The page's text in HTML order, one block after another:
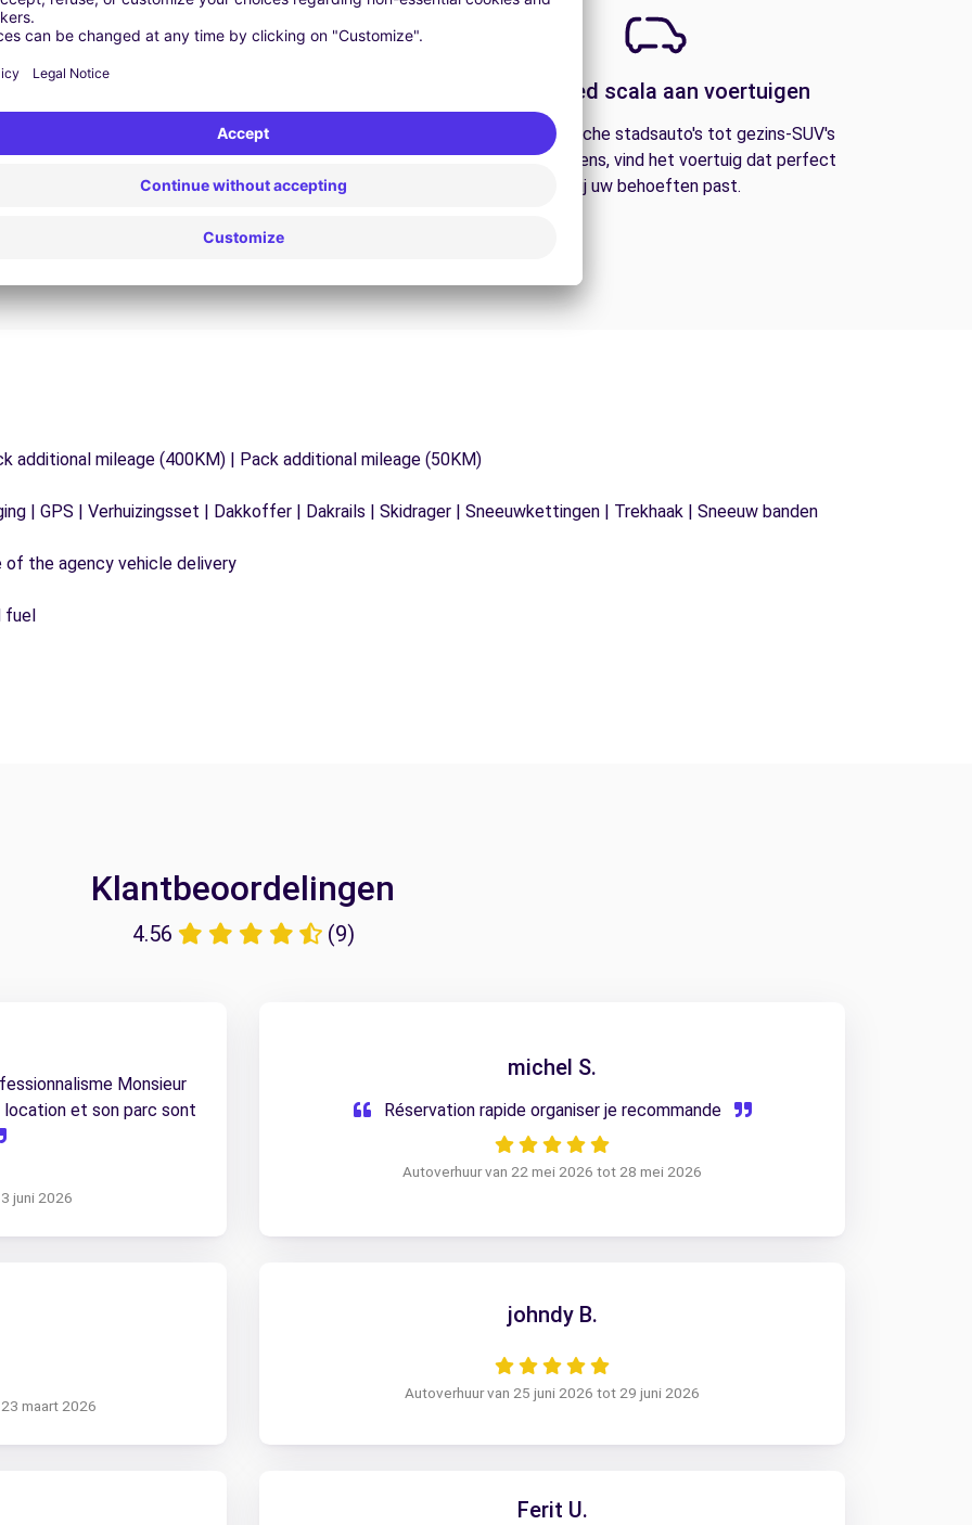
Problemen op de weg? Onze
ondersteuningsdienst is te allen tijde beschikbaar
om een ononderbroken reis te garanderen.
Een breed scala aan voertuigen
Van economische stadsauto's tot gezins-SUV's
en bestelwagens, vind het voertuig dat perfect
bij uw behoeften past.
additional mileage (400KM) | Pack additional mileage (50KM)
| GPS | Verhuizingsset | Dakkoffer | Dakrails | Skidrager | Sneeuwkettingen | Trekhaak | Sneeuw banden
the agency vehicle delivery
fuel
Klantbeoordelingen
4.56 (9)
Monsieur
et son parc sont
juni 2026
michel S.
Réservation rapide organiser je recommande
Autoverhuur van 22 mei 2026 tot 28 mei 2026
maart 2026
johndy B.
Autoverhuur van 25 juni 2026 tot 29 juni 2026
Ferit U.